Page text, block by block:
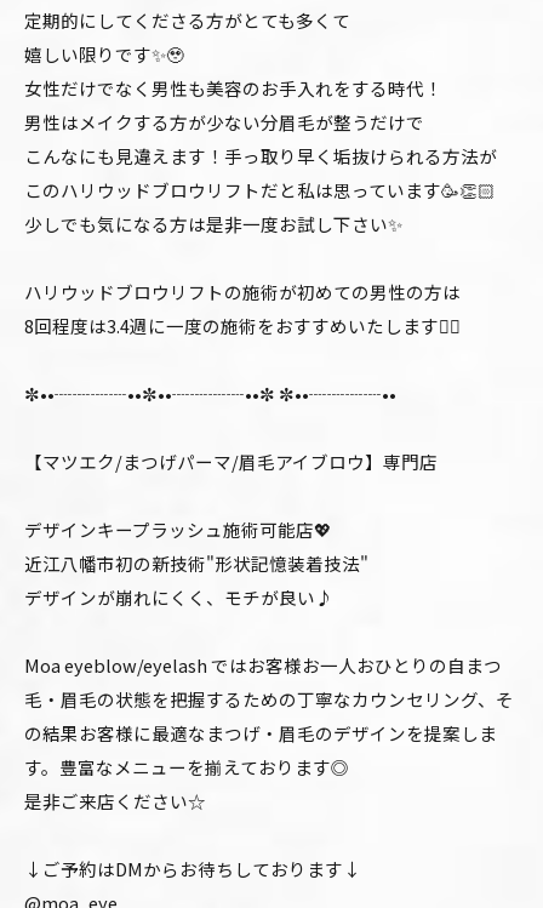
定期的にしてくださる方がとても多くて
嬉しい限りです✨🥹
女性だけでなく男性も美容のお手入れをする時代！
男性はメイクする方が少ない分眉毛が整うだけで
こんなにも見違えます！手っ取り早く垢抜けられる方法が
このハリウッドブロウリフトだと私は思っています🥳👏🏻
少しでも気になる方は是非一度お試し下さい✨
ハリウッドブロウリフトの施術が初めての男性の方は
8回程度は3.4週に一度の施術をおすすめいたします❤️‍🔥
✼••┈┈┈┈••✼••┈┈┈┈••✼ ✼••┈┈┈┈••
【マツエク/まつげパーマ/眉毛アイブロウ】専門店
デザインキープラッシュ施術可能店💖
近江八幡市初の新技術"形状記憶装着技法"
デザインが崩れにくく、モチが良い♪
Moa eyeblow/eyelash ではお客様お一人おひとりの自まつ
毛・眉毛の状態を把握するための丁寧なカウンセリング、そ
の結果お客様に最適なまつげ・眉毛のデザインを提案しま
す。豊富なメニューを揃えております◎
是非ご来店ください☆
↓ご予約はDMからお待ちしております↓
@moa_eye